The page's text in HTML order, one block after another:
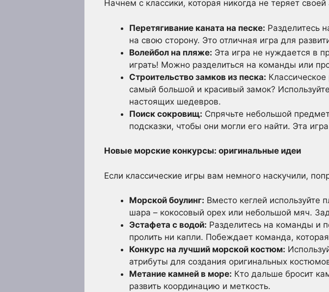
Начнем с классики, которая никогда не теряет своей
Перетягивание каната на песке: Разделитесь
на свою сторону. Это отличная игра для
Волейбол на пляже: Эта игра не нуждается в
играть! Можно разделиться на команды или
Строительство замков из песка:
самый большой и красивый замок?
настоящих шедевров.
Поиск сокровищ: Спрячьте небольшой
подсказки, чтобы они могли его найти. Эта
Новые морские конкурсы: оригинальные идеи
Если классические игры вам немного наскучили,
Морской боулинг: Вместо кеглей используйте
шара – кокосовый орех или небольшой мяч.
Эстафета с водой: Разделитесь на команды и
пролить ни капли. Побеждает команда,
Конкурс на лучший морской костюм:
атрибуты для создания оригинальных
Метание камней в море: Кто дальше бросит
развить координацию и меткость.